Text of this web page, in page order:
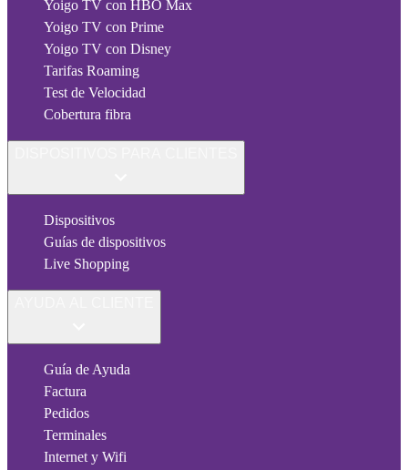
Yoigo TV con HBO Max
Yoigo TV con Prime
Yoigo TV con Disney
Tarifas Roaming
Test de Velocidad
Cobertura fibra
Dispositivos
Guías de dispositivos
Live Shopping
Guía de Ayuda
Factura
Pedidos
Terminales
Internet y Wifi